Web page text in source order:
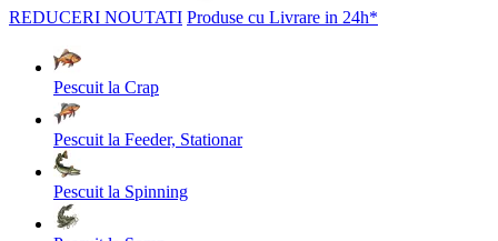
REDUCERI NOUTATI Produse cu Livrare in 24h*
Pescuit la Crap
Pescuit la Feeder, Stationar
Pescuit la Spinning